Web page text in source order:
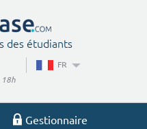
des étudiants
FR
Gestionnaire